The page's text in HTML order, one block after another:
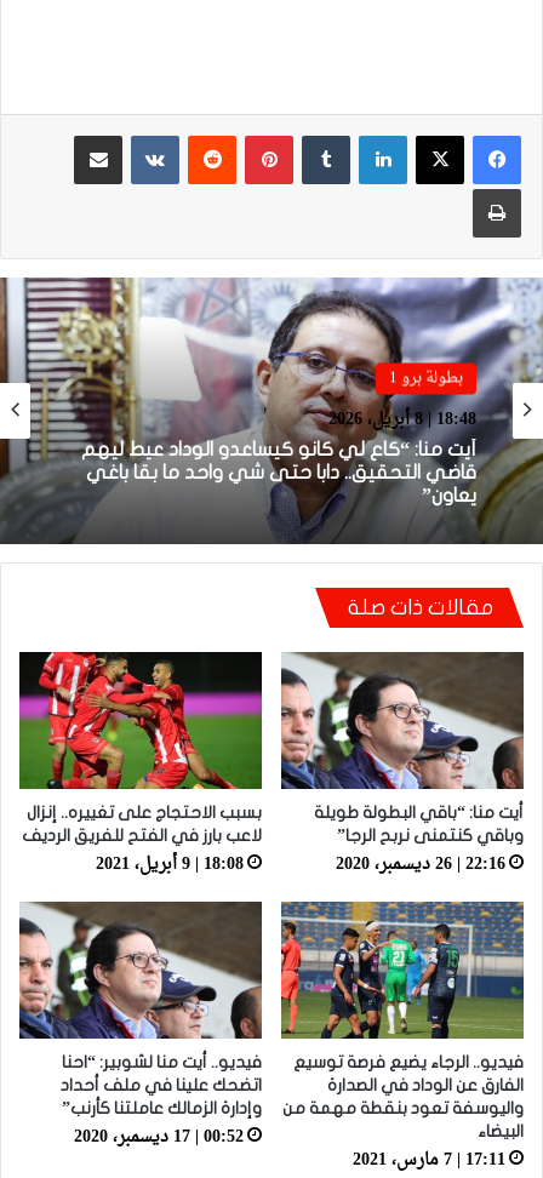
لينكدإن بينتيريست
مشاركة عبر البريد
طباعة
بطولة برو 1
18:48 | 8 أبريل، 2026
أيت منا: “كاع لي كانو كيساعدو الوداد عيط ليهم
بطولة برو 1
22:23 | 6 أبريل، 2026
توالي النتائج السلبية يلاحق الوداد الرياضي بعد
تعادل جديد أمام الدفاع الحسني الجديدي
مقالات ذات صلة
أيت منا: “باقي البطولة طويلة
وباقي كنتمنى نربح الرجا”
22:16 | 26 ديسمبر، 2020
بسبب الاحتجاج على تغييره.. إنزال
لاعب بارز في الفتح للفريق الرديف
18:08 | 9 أبريل، 2021
فيديو.. الرجاء يضيع فرصة توسيع
الفارق عن الوداد في الصدارة
واليوسفة تعود بنقطة مهمة من
البيضاء
17:11 | 7 مارس، 2021
فيديو.. أيت منا لشوبير: “احنا
اتضحك علينا في ملف أحداد
وإدارة الزمالك عاملتنا كأرنب”
00:52 | 17 ديسمبر، 2020